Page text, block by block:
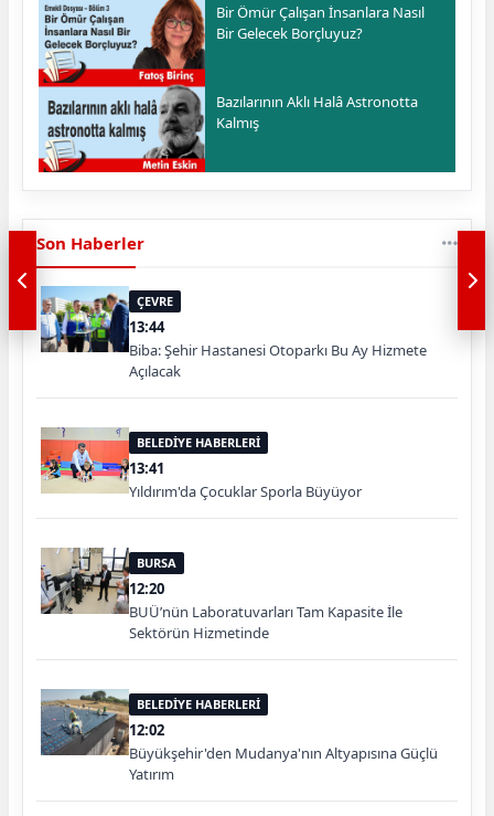
Bir Ömür Çalışan İnsanlara Nasıl
Bir Gelecek Borçluyuz?
Bazılarının Aklı Halâ Astronotta
Kalmış
Son Haberler
ÇEVRE
13:44
Biba: Şehir Hastanesi Otoparkı Bu Ay Hizmete
Açılacak
BELEDİYE HABERLERİ
13:41
Yıldırım'da Çocuklar Sporla Büyüyor
BURSA
12:20
BUÜ’nün Laboratuvarları Tam Kapasite İle
Sektörün Hizmetinde
BELEDİYE HABERLERİ
12:02
Büyükşehir'den Mudanya'nın Altyapısına Güçlü
Yatırım